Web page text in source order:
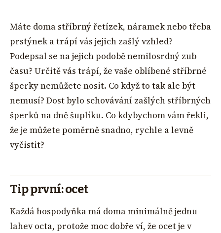
Máte doma stříbrný řetízek, náramek nebo třeba
prstýnek a trápí vás jejich zašlý vzhled?
Podepsal se na jejich podobě nemilosrdný zub
času? Určitě vás trápí, že vaše oblíbené stříbrné
šperky nemůžete nosit. Co když to tak ale být
nemusí? Dost bylo schovávání zašlých stříbrných
šperků na dně šuplíku. Co kdybychom vám řekli,
že je můžete poměrně snadno, rychle a levně
vyčistit?
Tip první: ocet
Každá hospodyňka má doma minimálně jednu
lahev octa, protože moc dobře ví, že ocet je v